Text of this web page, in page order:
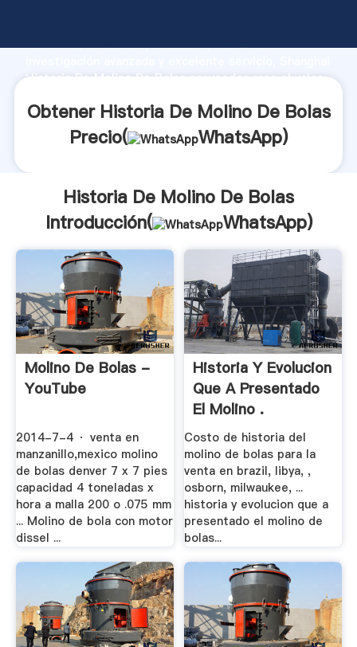
fuerte capacidad de producción, fuerza de
Historia De Molino De Bolas proveedor crea el valor
Obtener Historia De Molino De Bolas
Precio(
WhatsApp)
Historia De Molino De Bolas
Introducción(
WhatsApp)
Molino De Bolas -
YouTube
2014-7-4 · venta en
manzanillo,mexico molino
de bolas denver 7 x 7 pies
capacidad 4 toneladas x
hora a malla 200 o .075 mm
... Molino de bola con motor
dissel ...
Historia Y Evolucion
Que A Presentado
El Molino .
Costo de historia del
molino de bolas para la
venta en brazil, libya, ,
osborn, milwaukee, ...
historia y evolucion que a
presentado el molino de
bolas...